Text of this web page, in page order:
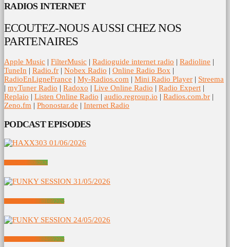
RADIOS INTERNET
ECOUTEZ-NOUS AUSSI CHEZ NOS
PARTENAIRES
Apple Music | FilterMusic | Radioguide internet radio | Radioline |
TuneIn | Radio.fr | Nobex Radio | Online Radio Box |
RadioEnLigneFrance | My-Radios.com | Mini Radio Player | Streema
| myTuner Radio | Radoxo | Live Online Radio | Radio Expert |
Replaio | Listen Online Radio | audio.regroup.io | Radios.com.br |
Zeno.fm | Phonostar.de | Internet Radio
PODCAST EPISODES
HAXX303 01/06/2026
FUNKY SESSION 31/05/2026
FUNKY SESSION 24/05/2026